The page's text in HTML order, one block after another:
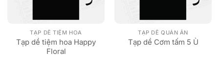
TẠP DỀ TIỆM HOA
Tạp dề tiệm hoa Happy
Floral
TẠP DỀ QUÁN ĂN
Tạp dề Cơm tấm 5 Ù